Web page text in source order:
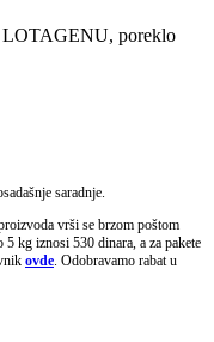
poreklo
saradnje.
vrši se brzom poštom
5 kg iznosi 530 dinara, a za pakete
ovde. Odobravamo rabat u